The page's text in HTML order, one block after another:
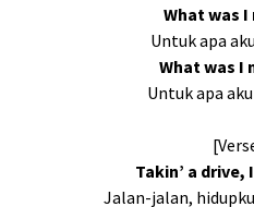
What was
Untuk apa
What was I
Untuk apa
Takin’ a drive,
Jalan-jalan,